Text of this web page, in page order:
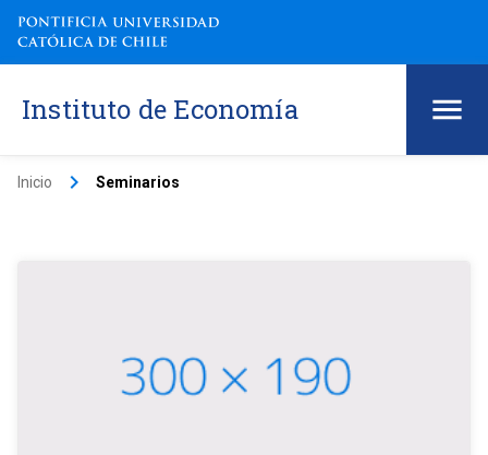
Instituto de Economía
Inicio keyboard_arrow_right Seminarios